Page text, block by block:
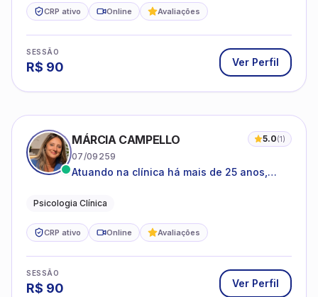
CRP ativo Online Avaliações
SESSÃO
R$ 90 Ver Perfil
MÁRCIA CAMPELLO 5.0(1)
07/09259
Atuando na clínica há mais de 25 anos,
estruturas, com experiência em
Psicologia Clínica
CRP ativo Online Avaliações
SESSÃO
R$ 90 Ver Perfil